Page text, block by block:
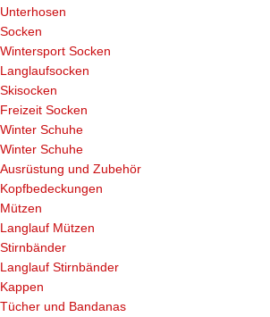
Unterhosen
Socken
Wintersport Socken
Langlaufsocken
Skisocken
Freizeit Socken
Winter Schuhe
Winter Schuhe
Ausrüstung und Zubehör
Kopfbedeckungen
Mützen
Langlauf Mützen
Stirnbänder
Langlauf Stirnbänder
Kappen
Tücher und Bandanas